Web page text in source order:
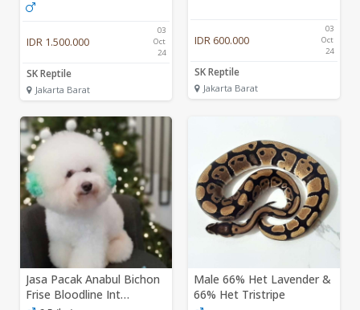
IDR 1.500.000
03
Oct
24
SK Reptile
Jakarta Barat
IDR 600.000
03
Oct
24
SK Reptile
Jakarta Barat
Jasa Pacak Anabul Bichon
Frise Bloodline Int
Male 66% Het Lavender &
66% Het Tristripe